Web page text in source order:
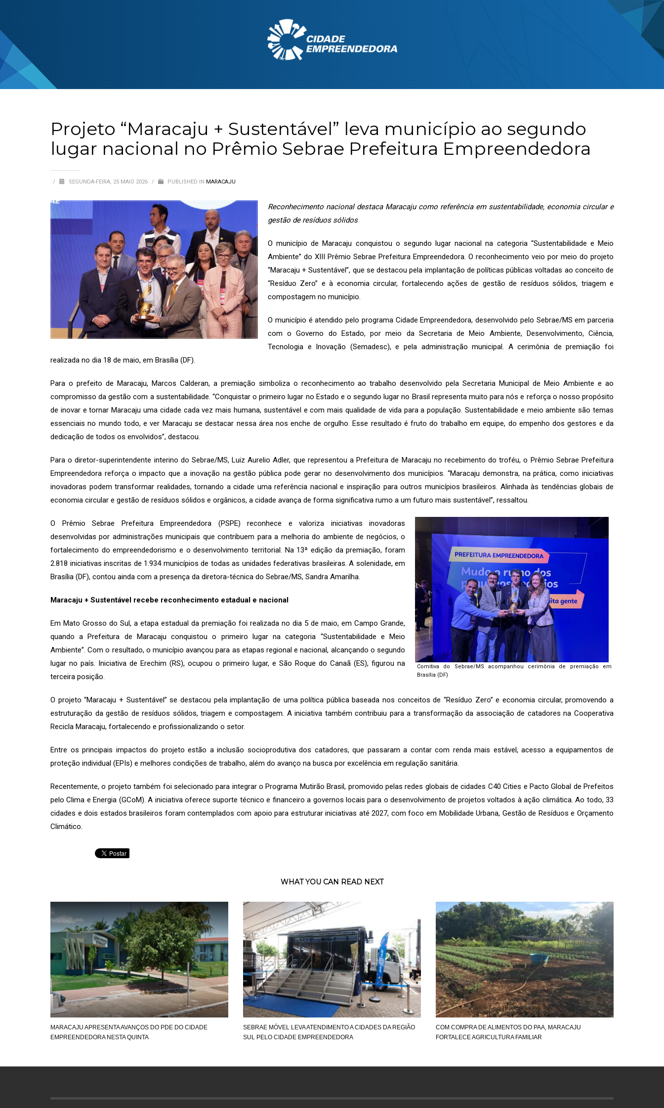
Projeto “Maracaju + Sustentável” leva município ao segundo
lugar nacional no Prêmio Sebrae Prefeitura Empreendedora
/ SEGUNDA-FEIRA, 25 MAIO 2026 / PUBLISHED IN MARACAJU
Reconhecimento nacional destaca Maracaju como referência em sustentabilidade, economia circular e
gestão de resíduos sólidos
O município de Maracaju conquistou o segundo lugar nacional na categoria “Sustentabilidade e Meio
Ambiente” do XIII Prêmio Sebrae Prefeitura Empreendedora. O reconhecimento veio por meio do projeto
“Maracaju + Sustentável”, que se destacou pela implantação de políticas públicas voltadas ao conceito de
“Resíduo Zero” e à economia circular, fortalecendo ações de gestão de resíduos sólidos, triagem e
compostagem no município.
O município é atendido pelo programa Cidade Empreendedora, desenvolvido pelo Sebrae/MS em parceria
com o Governo do Estado, por meio da Secretaria de Meio Ambiente, Desenvolvimento, Ciência,
Tecnologia e Inovação (Semadesc), e pela administração municipal. A cerimônia de premiação foi
realizada no dia 18 de maio, em Brasília (DF).
Para o prefeito de Maracaju, Marcos Calderan, a premiação simboliza o reconhecimento ao trabalho desenvolvido pela Secretaria Municipal de Meio Ambiente e ao
compromisso da gestão com a sustentabilidade. “Conquistar o primeiro lugar no Estado e o segundo lugar no Brasil representa muito para nós e reforça o nosso propósito
de inovar e tornar Maracaju uma cidade cada vez mais humana, sustentável e com mais qualidade de vida para a população. Sustentabilidade e meio ambiente são temas
essenciais no mundo todo, e ver Maracaju se destacar nessa área nos enche de orgulho. Esse resultado é fruto do trabalho em equipe, do empenho dos gestores e da
dedicação de todos os envolvidos”, destacou.
Para o diretor-superintendente interino do Sebrae/MS, Luiz Aurelio Adler, que representou a Prefeitura de Maracaju no recebimento do troféu, o Prêmio Sebrae Prefeitura
Empreendedora reforça o impacto que a inovação na gestão pública pode gerar no desenvolvimento dos municípios. “Maracaju demonstra, na prática, como iniciativas
inovadoras podem transformar realidades, tornando a cidade uma referência nacional e inspiração para outros municípios brasileiros. Alinhada às tendências globais de
economia circular e gestão de resíduos sólidos e orgânicos, a cidade avança de forma significativa rumo a um futuro mais sustentável”, ressaltou.
Comitiva do Sebrae/MS acompanhou cerimônia de premiação em
Brasília (DF)
O Prêmio Sebrae Prefeitura Empreendedora (PSPE) reconhece e valoriza iniciativas inovadoras
desenvolvidas por administrações municipais que contribuem para a melhoria do ambiente de negócios, o
fortalecimento do empreendedorismo e o desenvolvimento territorial. Na 13ª edição da premiação, foram
2.818 iniciativas inscritas de 1.934 municípios de todas as unidades federativas brasileiras. A solenidade, em
Brasília (DF), contou ainda com a presença da diretora-técnica do Sebrae/MS, Sandra Amarilha.
Maracaju + Sustentável recebe reconhecimento estadual e nacional
Em Mato Grosso do Sul, a etapa estadual da premiação foi realizada no dia 5 de maio, em Campo Grande,
quando a Prefeitura de Maracaju conquistou o primeiro lugar na categoria “Sustentabilidade e Meio
Ambiente”. Com o resultado, o município avançou para as etapas regional e nacional, alcançando o segundo
lugar no país. Iniciativa de Erechim (RS), ocupou o primeiro lugar, e São Roque do Canaã (ES), figurou na
terceira posição.
O projeto “Maracaju + Sustentável” se destacou pela implantação de uma política pública baseada nos conceitos de “Resíduo Zero” e economia circular, promovendo a
estruturação da gestão de resíduos sólidos, triagem e compostagem. A iniciativa também contribuiu para a transformação da associação de catadores na Cooperativa
Recicla Maracaju, fortalecendo e profissionalizando o setor.
Entre os principais impactos do projeto estão a inclusão socioprodutiva dos catadores, que passaram a contar com renda mais estável, acesso a equipamentos de
proteção individual (EPIs) e melhores condições de trabalho, além do avanço na busca por excelência em regulação sanitária.
Recentemente, o projeto também foi selecionado para integrar o Programa Mutirão Brasil, promovido pelas redes globais de cidades C40 Cities e Pacto Global de Prefeitos
pelo Clima e Energia (GCoM). A iniciativa oferece suporte técnico e financeiro a governos locais para o desenvolvimento de projetos voltados à ação climática. Ao todo, 33
cidades e dois estados brasileiros foram contemplados com apoio para estruturar iniciativas até 2027, com foco em Mobilidade Urbana, Gestão de Resíduos e Orçamento
Climático.
WHAT YOU CAN READ NEXT
MARACAJU APRESENTA AVANÇOS DO PDE DO CIDADE
EMPREENDEDORA NESTA QUINTA
SEBRAE MÓVEL LEVA ATENDIMENTO A CIDADES DA REGIÃO
SUL PELO CIDADE EMPREENDEDORA
COM COMPRA DE ALIMENTOS DO PAA, MARACAJU
FORTALECE AGRICULTURA FAMILIAR